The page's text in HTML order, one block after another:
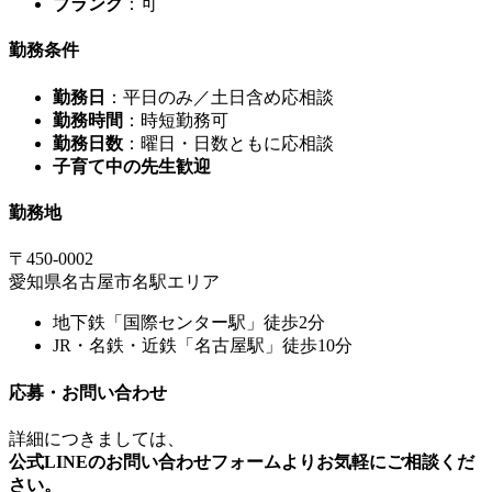
ブランク ：可
勤務条件
勤務日
：平日のみ／土日含め応相談
勤務時間 ：時短勤務可
勤務日数 ：曜日・日数ともに応相談
子育て中の先生歓迎
勤務地
〒450-0002
愛知県名古屋市名駅エリア
地下鉄「国際センター駅」徒歩2分
JR・名鉄・近鉄「名古屋駅」徒歩10分
応募・お問い合わせ
詳細につきましては、
公式LINEのお問い合わせフォームよりお気軽にご相談くだ
さい。